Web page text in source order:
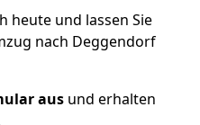
heute und lassen Sie
nach Deggendorf
aus und erhalten